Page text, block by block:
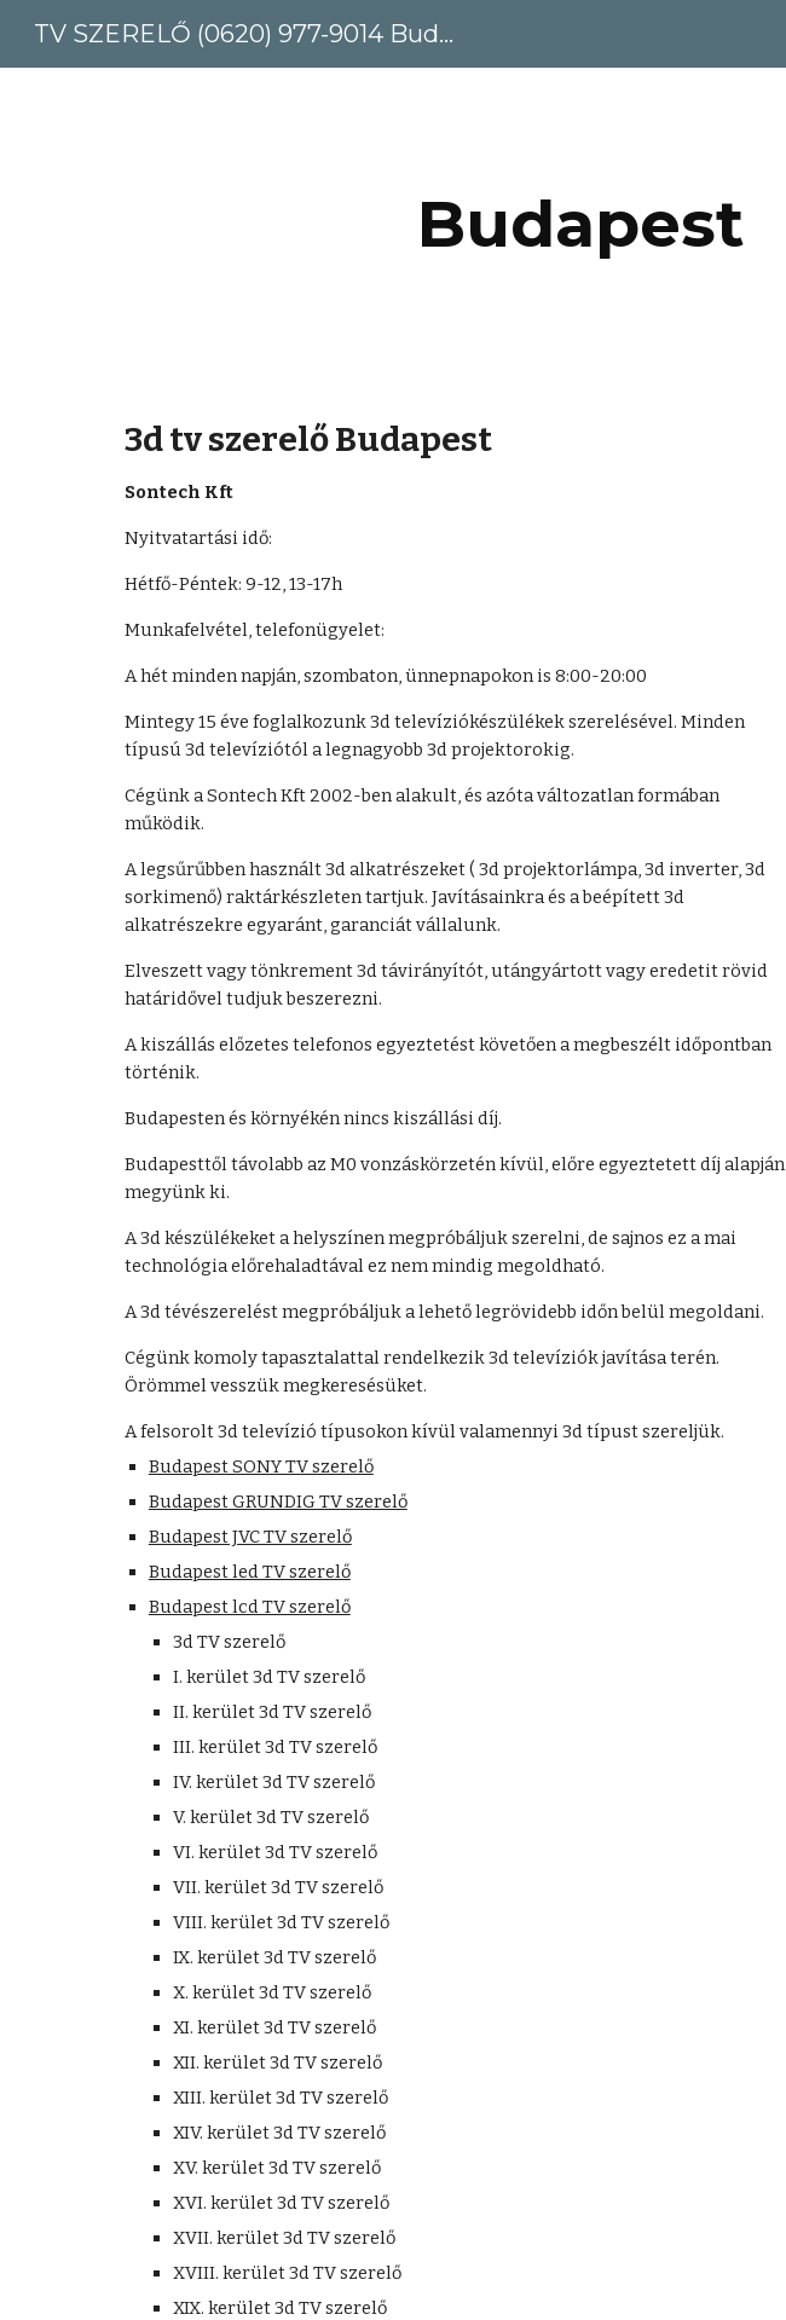
TV SZERELŐ (0620) 977-9014 Budapest, Pest megye
Budapest
3d tv szerelő Budapest
Sontech Kft
Nyitvatartási idő:
Hétfő-Péntek: 9-12, 13-17h
Munkafelvétel, telefonügyelet:
A hét minden napján, szombaton, ünnepnapokon is 8:00-20:00
Mintegy 15 éve foglalkozunk 3d televíziókészülékek szerelésével. Minden
típusú 3d televíziótól a legnagyobb 3d projektorokig.
Cégünk a Sontech Kft 2002-ben alakult, és azóta változatlan formában
működik.
A legsűrűbben használt 3d alkatrészeket ( 3d projektorlámpa, 3d inverter, 3d
sorkimenő) raktárkészleten tartjuk. Javításainkra és a beépített 3d
alkatrészekre egyaránt, garanciát vállalunk.
Elveszett vagy tönkrement 3d távirányítót, utángyártott vagy eredetit rövid
határidővel tudjuk beszerezni.
A kiszállás előzetes telefonos egyeztetést követően a megbeszélt időpontban
történik.
Budapesten és környékén nincs kiszállási díj.
Budapesttől távolabb az M0 vonzáskörzetén kívül, előre egyeztetett díj alapján
megyünk ki.
A 3d készülékeket a helyszínen megpróbáljuk szerelni, de sajnos ez a mai
technológia előrehaladtával ez nem mindig megoldható.
A 3d tévészerelést megpróbáljuk a lehető legrövidebb időn belül megoldani.
Cégünk komoly tapasztalattal rendelkezik 3d televíziók javítása terén.
Örömmel vesszük megkeresésüket.
A felsorolt 3d televízió típusokon kívül valamennyi 3d típust szereljük.
Budapest SONY TV szerelő
Budapest GRUNDIG TV szerelő
Budapest JVC TV szerelő
Budapest led TV szerelő
Budapest lcd TV szerelő
3d TV szerelő
I. kerület 3d TV szerelő
II. kerület 3d TV szerelő
III. kerület 3d TV szerelő
IV. kerület 3d TV szerelő
V. kerület 3d TV szerelő
VI. kerület 3d TV szerelő
VII. kerület 3d TV szerelő
VIII. kerület 3d TV szerelő
IX. kerület 3d TV szerelő
X. kerület 3d TV szerelő
XI. kerület 3d TV szerelő
XII. kerület 3d TV szerelő
XIII. kerület 3d TV szerelő
XIV. kerület 3d TV szerelő
XV. kerület 3d TV szerelő
XVI. kerület 3d TV szerelő
XVII. kerület 3d TV szerelő
XVIII. kerület 3d TV szerelő
XIX. kerület 3d TV szerelő